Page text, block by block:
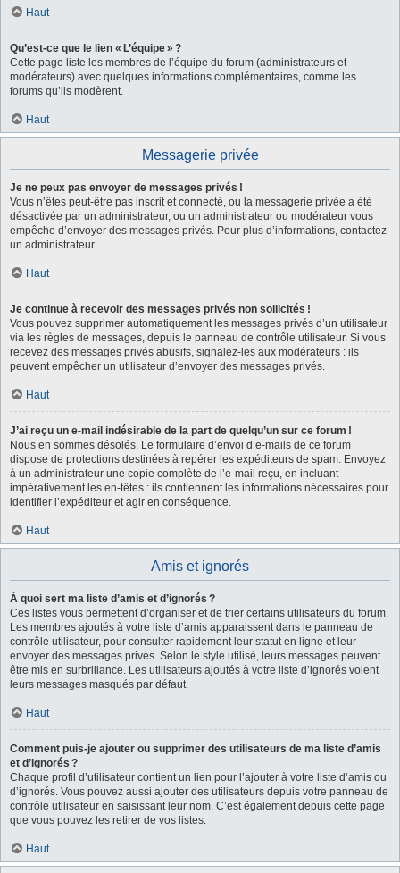
Haut
Qu’est-ce que le lien « L’équipe » ?
Cette page liste les membres de l’équipe du forum (administrateurs et
modérateurs) avec quelques informations complémentaires, comme les
forums qu’ils modèrent.
Haut
Messagerie privée
Je ne peux pas envoyer de messages privés !
Vous n’êtes peut-être pas inscrit et connecté, ou la messagerie privée a été
désactivée par un administrateur, ou un administrateur ou modérateur vous
empêche d’envoyer des messages privés. Pour plus d’informations, contactez
un administrateur.
Haut
Je continue à recevoir des messages privés non sollicités !
Vous pouvez supprimer automatiquement les messages privés d’un utilisateur
via les règles de messages, depuis le panneau de contrôle utilisateur. Si vous
recevez des messages privés abusifs, signalez-les aux modérateurs : ils
peuvent empêcher un utilisateur d’envoyer des messages privés.
Haut
J’ai reçu un e-mail indésirable de la part de quelqu’un sur ce forum !
Nous en sommes désolés. Le formulaire d’envoi d’e-mails de ce forum
dispose de protections destinées à repérer les expéditeurs de spam. Envoyez
à un administrateur une copie complète de l’e-mail reçu, en incluant
impérativement les en-têtes : ils contiennent les informations nécessaires pour
identifier l’expéditeur et agir en conséquence.
Haut
Amis et ignorés
À quoi sert ma liste d’amis et d’ignorés ?
Ces listes vous permettent d’organiser et de trier certains utilisateurs du forum.
Les membres ajoutés à votre liste d’amis apparaissent dans le panneau de
contrôle utilisateur, pour consulter rapidement leur statut en ligne et leur
envoyer des messages privés. Selon le style utilisé, leurs messages peuvent
être mis en surbrillance. Les utilisateurs ajoutés à votre liste d’ignorés voient
leurs messages masqués par défaut.
Haut
Comment puis-je ajouter ou supprimer des utilisateurs de ma liste d’amis
et d’ignorés ?
Chaque profil d’utilisateur contient un lien pour l’ajouter à votre liste d’amis ou
d’ignorés. Vous pouvez aussi ajouter des utilisateurs depuis votre panneau de
contrôle utilisateur en saisissant leur nom. C’est également depuis cette page
que vous pouvez les retirer de vos listes.
Haut